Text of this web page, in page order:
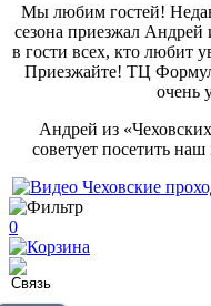
Мы любим гостей!
сезона приезжал
в гости всех, кто любит
Приезжайте! ТЦ
очень
Андрей из
советует посетить
0